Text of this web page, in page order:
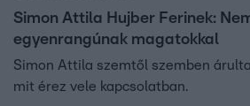
Simon Attila Hujber Ferinek:
egyenrangúnak magatokkal
Simon Attila szemtől szemben
mit érez vele kapcsolatban.